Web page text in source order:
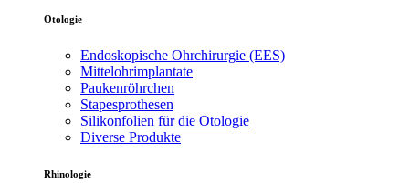
Otologie
Endoskopische Ohrchirurgie (EES)
Mittelohrimplantate
Paukenröhrchen
Stapesprothesen
Silikonfolien für die Otologie
Diverse Produkte
Rhinologie